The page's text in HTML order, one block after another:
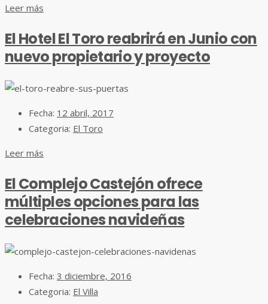
Leer más
El Hotel El Toro reabrirá en Junio con
nuevo propietario y proyecto
Fecha: 12 abril, 2017
Categoria: El Toro
Leer más
El Complejo Castejón ofrece
múltiples opciones para las
celebraciones navideñas
Fecha: 3 diciembre, 2016
Categoria: El Villa